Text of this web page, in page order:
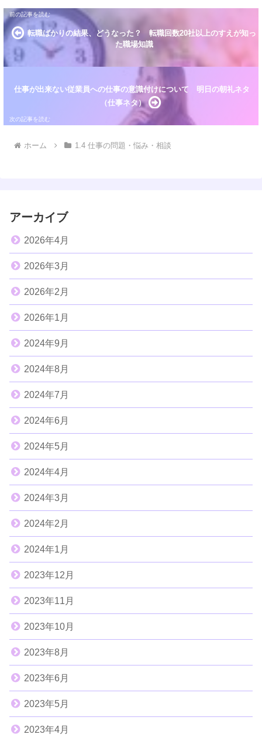
転職ばかりの結果、どうなった？ 転職回数20社以上のすえが知っ
た職場知識
仕事が出来ない従業員への仕事の意識付けについて 明日の朝礼ネタ
（仕事ネタ）
ホーム 1.4 仕事の問題・悩み・相談
アーカイブ
2026年4月
2026年3月
2026年2月
2026年1月
2024年9月
2024年8月
2024年7月
2024年6月
2024年5月
2024年4月
2024年3月
2024年2月
2024年1月
2023年12月
2023年11月
2023年10月
2023年8月
2023年6月
2023年5月
2023年4月